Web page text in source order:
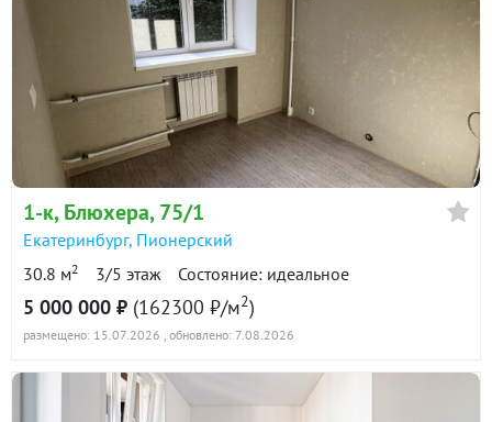
1-к, Блюхера, 75/1
Екатеринбург, Пионерский
30.8 м2 3/5 этаж Состояние: идеальное
5 000 000 ₽ (162300 ₽/м2)
размещено: 15.07.2026 , обновлено: 7.08.2026